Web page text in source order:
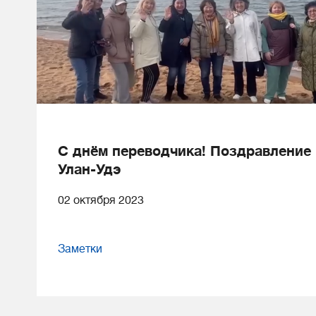
С днём переводчика! Поздравление
Улан-Удэ
02 октября 2023
Заметки